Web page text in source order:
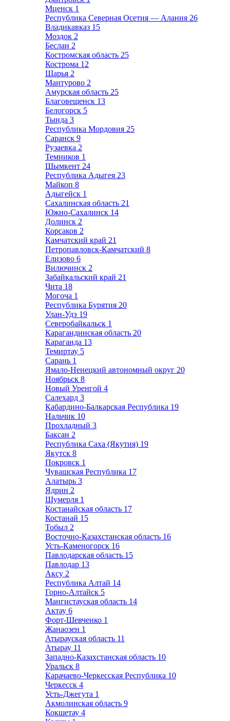
Мценск 1
Республика Северная Осетия — Алания 26
Владикавказ 15
Моздок 2
Беслан 2
Костромская область 25
Кострома 12
Шарья 2
Мантурово 2
Амурская область 25
Благовещенск 13
Белогорск 5
Тында 3
Республика Мордовия 25
Саранск 9
Рузаевка 2
Темников 1
Шымкент 24
Республика Адыгея 23
Майкоп 8
Адыгейск 1
Сахалинская область 21
Южно-Сахалинск 14
Долинск 2
Корсаков 2
Камчатский край 21
Петропавловск-Камчатский 8
Елизово 6
Вилючинск 2
Забайкальский край 21
Чита 18
Могоча 1
Республика Бурятия 20
Улан-Удэ 19
Северобайкальск 1
Карагандинская область 20
Караганда 13
Темиртау 5
Сарань 1
Ямало-Ненецкий автономный округ 20
Ноябрьск 8
Новый Уренгой 4
Салехард 3
Кабардино-Балкарская Республика 19
Нальчик 10
Прохладный 3
Баксан 2
Республика Саха (Якутия) 19
Якутск 8
Покровск 1
Чувашская Республика 17
Алатырь 3
Ядрин 2
Шумерля 1
Костанайская область 17
Костанай 15
Тобыл 2
Восточно-Казахстанская область 16
Усть-Каменогорск 16
Павлодарская область 15
Павлодар 13
Аксу 2
Республика Алтай 14
Горно-Алтайск 5
Мангистауская область 14
Актау 6
Форт-Шевченко 1
Жанаозен 1
Атырауская область 11
Атырау 11
Западно-Казахстанская область 10
Уральск 8
Карачаево-Черкесская Республика 10
Черкесск 4
Усть-Джегута 1
Акмолинская область 9
Кокшетау 4